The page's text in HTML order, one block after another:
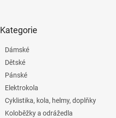
kategorie
Kategorie
Dámské
Dětské
Pánské
Elektrokola
Cyklistika, kola, helmy, doplňky
Koloběžky a odrážedla